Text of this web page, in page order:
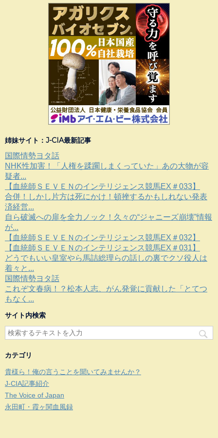
姉妹サイト：J-CIA最新記事
国際情勢ヨタ話
NHK性加害！「人権を蹂躙しまくっていた」あの大物が容
疑者...
【血統師ＳＥＶＥＮのインテリジェンス競馬EX＃033】
合併！しかし片方は死にかけ！頓挫するかもしれない発表
済経営...
自ら破滅への扉を全力ノック！久々の“ジャニーズ崩壊”情報
が...
【血統師ＳＥＶＥＮのインテリジェンス競馬EX＃032】
【血統師ＳＥＶＥＮのインテリジェンス競馬EX＃031】
どうでもいい皇室やら馬詰総理らの話しの裏でクソ役人は
着々と...
国際情勢ヨタ話
これぞ文春病！？松本人志、がん発覚に貢献した「とてつ
もなく...
サイト内検索
カテゴリ
貴様ら！俺の言うことを聞いてみませんか？
J-CIA記事紹介
The Voice of Japan
永田町・霞ヶ関血風録